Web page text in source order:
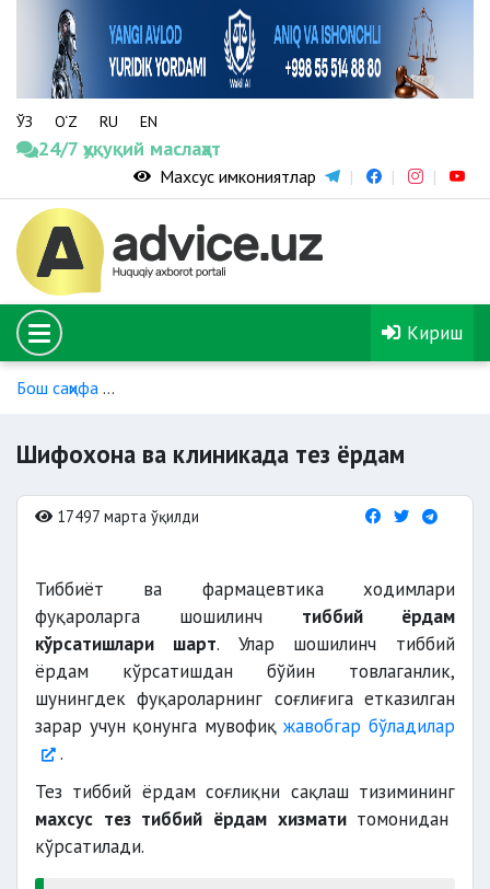
ЎЗ O‘Z RU EN
24/7 ҳуқуқий маслаҳат
Махсус имкониятлар
Кириш
Бош саҳифа
Шифохона ва клиникада тез ёрдам
17497 марта ўқилди
Тиббиёт ва фармацевтика ходимлари
фуқароларга шошилинч тиббий ёрдам
кўрсатишлари шарт. Улар шошилинч тиббий
ёрдам кўрсатишдан бўйин товлаганлик,
шунингдек фуқароларнинг соғлиғига етказилган
зарар учун қонунга мувофиқжавобгар бўладилар
.
Тез тиббий ёрдам соғлиқни сақлаш тизимининг
махсус тез тиббий ёрдам хизмати томонидан
кўрсатилади.